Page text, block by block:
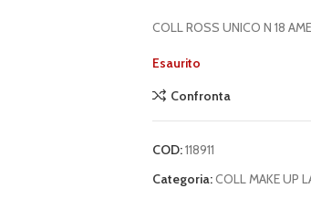
COLL ROSS UNICO N 18
Esaurito
Confronta
COD:118911
Categoria:COLL MAKE UP